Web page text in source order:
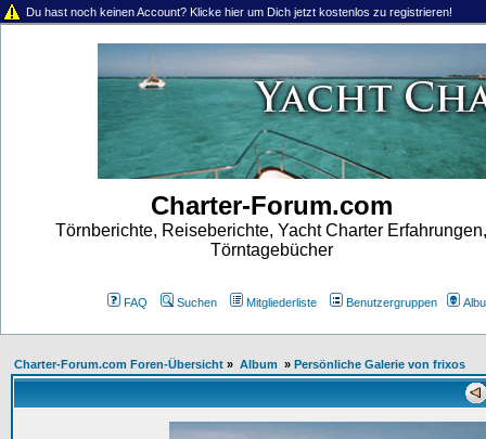
Du hast noch keinen Account? Klicke hier um Dich jetzt kostenlos zu registrieren!
Charter-Forum.com
Törnberichte, Reiseberichte, Yacht Charter
Törntagebücher
FAQ Suchen Mitgliederliste Benutzergruppen
Charter-Forum.com Foren-Übersicht » Album » Persönliche Galerie von frixos